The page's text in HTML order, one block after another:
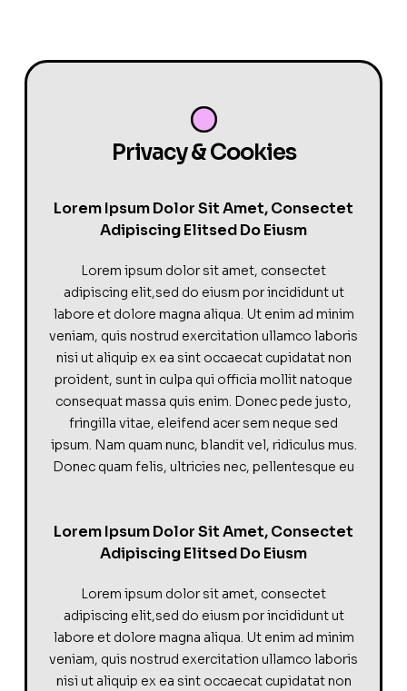
Privacy & Cookies
Lorem Ipsum Dolor Sit Amet, Consectet
Adipiscing Elitsed Do Eiusm
Lorem ipsum dolor sit amet, consectet
adipiscing elit,sed do eiusm por incididunt ut
labore et dolore magna aliqua. Ut enim ad minim
veniam, quis nostrud exercitation ullamco laboris
nisi ut aliquip ex ea sint occaecat cupidatat non
proident, sunt in culpa qui officia mollit natoque
consequat massa quis enim. Donec pede justo,
fringilla vitae, eleifend acer sem neque sed
ipsum. Nam quam nunc, blandit vel, ridiculus mus.
Donec quam felis, ultricies nec, pellentesque eu
Lorem Ipsum Dolor Sit Amet, Consectet
Adipiscing Elitsed Do Eiusm
Lorem ipsum dolor sit amet, consectet
adipiscing elit,sed do eiusm por incididunt ut
labore et dolore magna aliqua. Ut enim ad minim
veniam, quis nostrud exercitation ullamco laboris
nisi ut aliquip ex ea sint occaecat cupidatat non